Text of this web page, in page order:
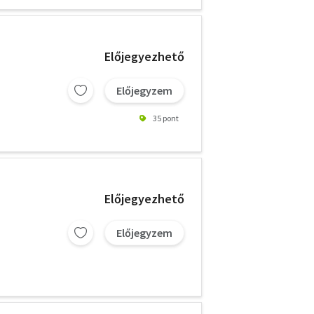
Előjegyezhető
Előjegyzem
35 pont
Előjegyezhető
Előjegyzem